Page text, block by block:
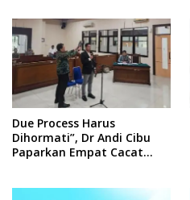
Due Process Harus
Dihormati”, Dr Andi Cibu
Paparkan Empat Cacat